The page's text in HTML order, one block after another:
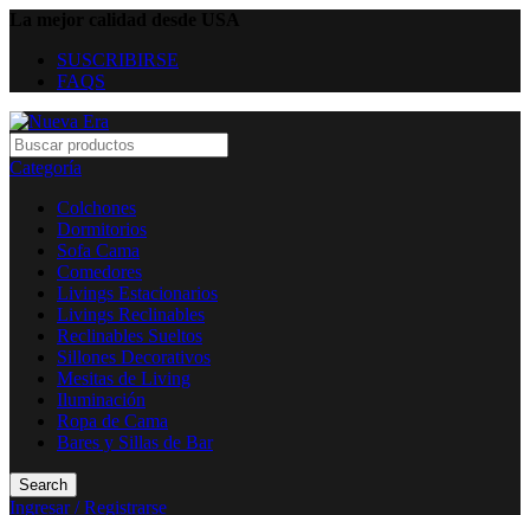
SUSCRIBIRSE
FAQS
Categoría
Colchones
Dormitorios
Sofa Cama
Comedores
Livings Estacionarios
Livings Reclinables
Reclinables Sueltos
Sillones Decorativos
Mesitas de Living
Iluminación
Ropa de Cama
Bares y Sillas de Bar
Search
Ingresar / Registrarse